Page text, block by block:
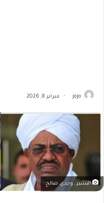
jojo فبراير 8, 2026
البشير ـ وجدي صالح